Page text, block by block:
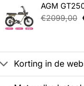
AGM
€2099,00
Korting in de